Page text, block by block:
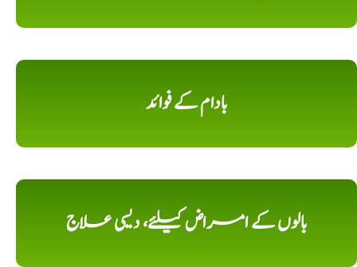
بادام کے فوائد
بالوں کے امراض کیلئے، دیسی علاج